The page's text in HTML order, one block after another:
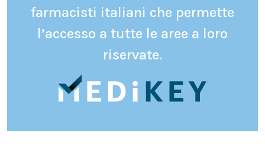
farmacisti italiani che permette
l’accesso a tutte le aree a loro
riservate.